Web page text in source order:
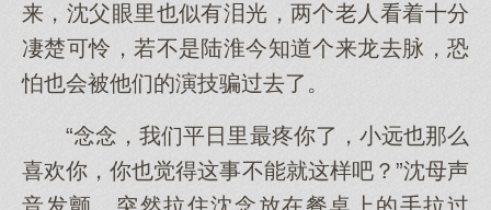
来，沈父眼里也似有泪光，两个老人看着十分
凄楚可怜，若不是陆淮今知道个来龙去脉，恐
怕也会被他们的演技骗过去了。
“念念，我们平日里最疼你了，小远也那么
喜欢你，你也觉得这事不能就这样吧？”沈母声